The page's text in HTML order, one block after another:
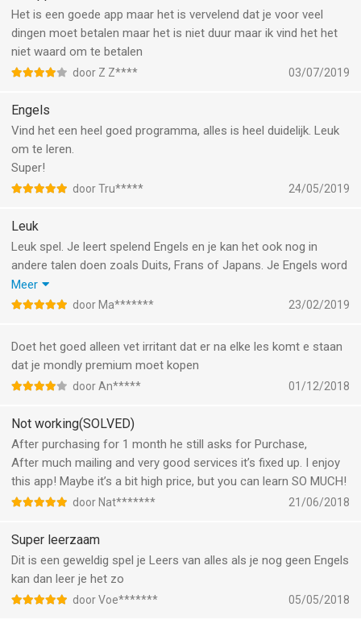
Het is een goede app maar het is vervelend dat je voor veel
dingen moet betalen maar het is niet duur maar ik vind het het
niet waard om te betalen
door Z Z**** 03/07/2019
Engels
Vind het een heel goed programma, alles is heel duidelijk. Leuk
om te leren.
Super!
door Tru***** 24/05/2019
Leuk
Leuk spel. Je leert spelend Engels en je kan het ook nog in
andere talen doen zoals Duits, Frans of Japans. Je Engels word
er beter van we hebben op school ook Engels maar dat is veel
makkelijker en in deze app zitten er moeilijkere dingen tussen
Meer
door Ma******* 23/02/2019
Doet het goed alleen vet irritant dat er na elke les komt e staan
dat je mondly premium moet kopen
door An***** 01/12/2018
Not working(SOLVED)
After purchasing for 1 month he still asks for Purchase,
After much mailing and very good services it’s fixed up. I enjoy
this app! Maybe it’s a bit high price, but you can learn SO MUCH!
door Nat******* 21/06/2018
Super leerzaam
Dit is een geweldig spel je Leers van alles als je nog geen Engels
kan dan leer je het zo
door Voe******* 05/05/2018